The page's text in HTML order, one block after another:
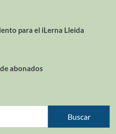
para el iLerna Lleida
abonados